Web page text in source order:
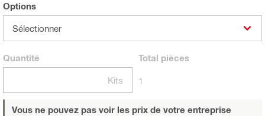
Options
Sélectionner
Quantité
Kits
Total pièces
1
Vous ne pouvez pas voir les prix de votre entreprise